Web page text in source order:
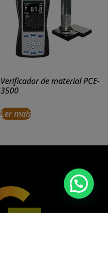
Verificador de material PCE-
3500
Ler mais